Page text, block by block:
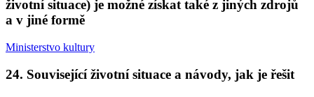
životní situace) je možné získat také z jiných zdrojů
a v jiné formě
Ministerstvo kultury
24. Související životní situace a návody, jak je řešit